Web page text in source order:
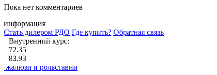
Пока нет комментариев
информация
Стать дилером РДО Где купить? Обратная связь
Внутренний курс:
72.35
83.93
жалюзи и рольставни